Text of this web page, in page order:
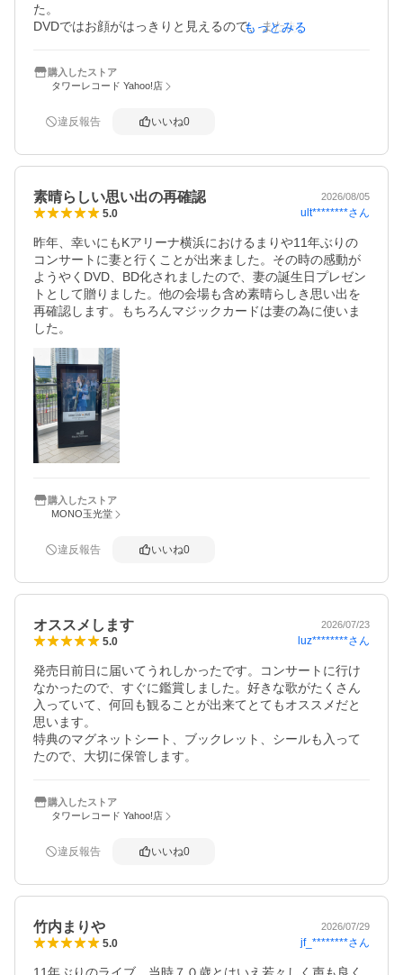
た。
DVDではお顔がはっきりと見えるので、またあの時の感動
それまではこのDVDを楽しみます。
もっとみる
購入したストア
タワーレコード Yahoo!店
違反報告 いいね0
素晴らしい思い出の再確認 2026/08/05
5.0 ult********さん
昨年、幸いにもKアリーナ横浜におけるまりや11年ぶりの
コンサートに妻と行くことが出来ました。その時の感動が
ようやくDVD、BD化されましたので、妻の誕生日プレゼン
トとして贈りました。他の会場も含め素晴らしき思い出を
再確認します。もちろんマジックカードは妻の為に使いま
した。
購入したストア
MONO玉光堂
違反報告 いいね0
オススメします 2026/07/23
5.0 luz********さん
発売日前日に届いてうれしかったです。コンサートに行け
なかったので、すぐに鑑賞しました。好きな歌がたくさん
入っていて、何回も観ることが出来てとてもオススメだと
思います。
特典のマグネットシート、ブックレット、シールも入って
たので、大切に保管します。
購入したストア
タワーレコード Yahoo!店
違反報告 いいね0
竹内まりや 2026/07/29
5.0 jf_********さん